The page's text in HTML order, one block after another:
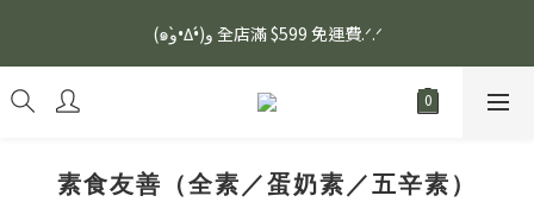
安眠熟睡、穩定血壓、瞓醒精神更集中🌿ASONE GABA TEA 如一
舒眠茶（15入）｜優質養生高山茶
(๑و•̀Δ•́)و 全店滿 $599 免運費.ᐟ.ᐟ
安眠熟睡、穩定血壓、瞓醒精神更集中🌿ASONE GABA TEA 如一
舒眠茶（15入）｜優質養生高山茶
素食友善（全素／蛋奶素／五辛素）